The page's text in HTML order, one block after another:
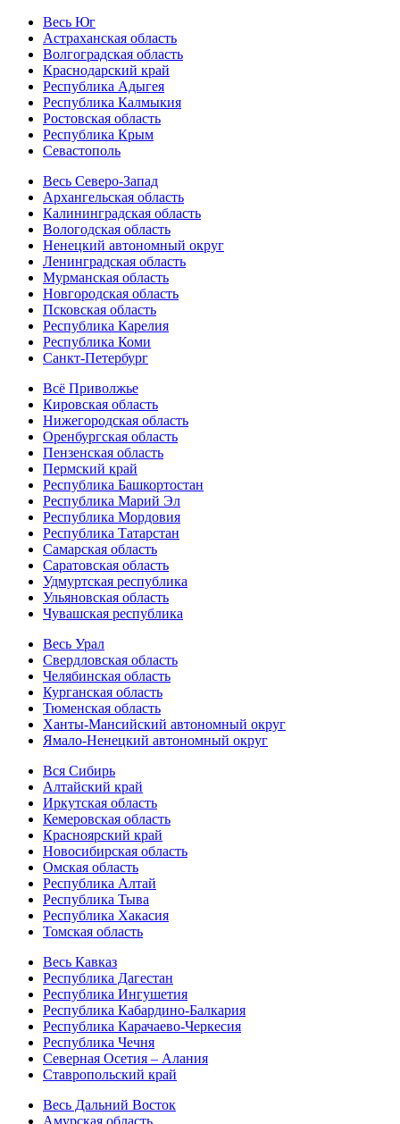
Весь Юг
Астраханская область
Волгоградская область
Краснодарский край
Республика Адыгея
Республика Калмыкия
Ростовская область
Республика Крым
Севастополь
Весь Северо-Запад
Архангельская область
Калининградская область
Вологодская область
Ненецкий автономный округ
Ленинградская область
Мурманская область
Новгородская область
Псковская область
Республика Карелия
Республика Коми
Санкт-Петербург
Всё Приволжье
Кировская область
Нижегородская область
Оренбургская область
Пензенская область
Пермский край
Республика Башкортостан
Республика Марий Эл
Республика Мордовия
Республика Татарстан
Самарская область
Саратовская область
Удмуртская республика
Ульяновская область
Чувашская республика
Весь Урал
Свердловская область
Челябинская область
Курганская область
Тюменская область
Ханты-Мансийский автономный округ
Ямало-Ненецкий автономный округ
Вся Сибирь
Алтайский край
Иркутская область
Кемеровская область
Красноярский край
Новосибирская область
Омская область
Республика Алтай
Республика Тыва
Республика Хакасия
Томская область
Весь Кавказ
Республика Дагестан
Республика Ингушетия
Республика Кабардино-Балкария
Республика Карачаево-Черкесия
Республика Чечня
Северная Осетия – Алания
Ставропольский край
Весь Дальний Восток
Амурская область